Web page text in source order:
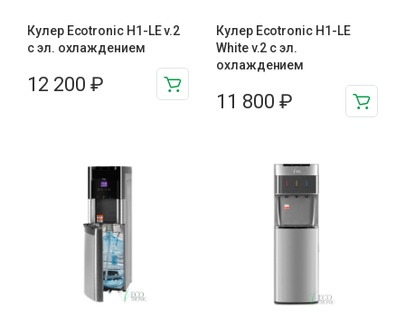
Кулер Ecotronic H1-LE v.2
с эл. охлаждением
12 200 ₽
Кулер Ecotronic H1-LE
White v.2 с эл.
охлаждением
11 800 ₽